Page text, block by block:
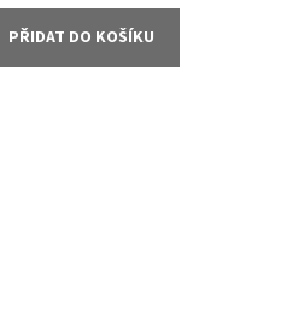
PŘIDAT DO KOŠÍKU